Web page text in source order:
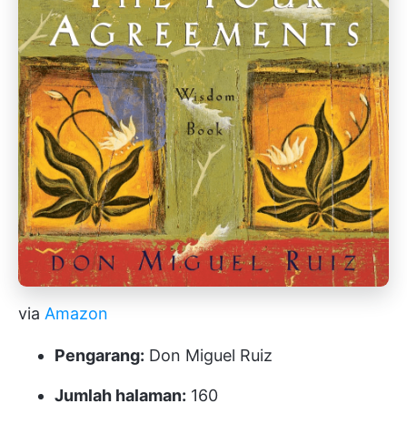
via Amazon
Pengarang: Don Miguel Ruiz
Jumlah halaman: 160